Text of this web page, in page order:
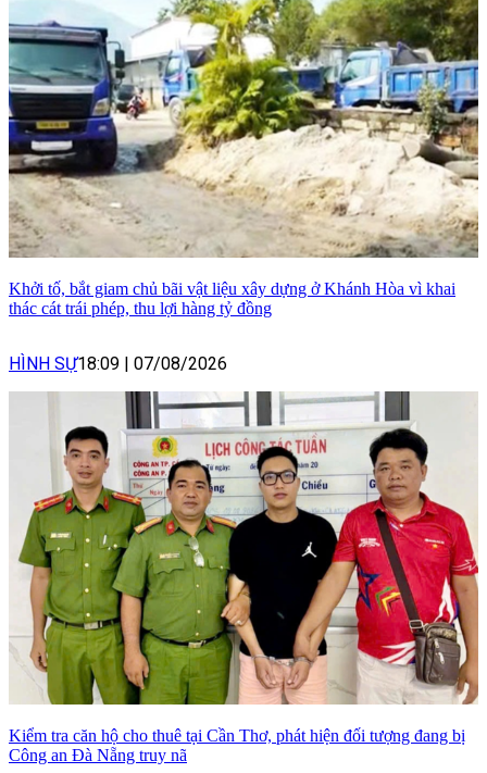
Khởi tố, bắt giam chủ bãi vật liệu xây dựng ở Khánh Hòa vì khai
thác cát trái phép, thu lợi hàng tỷ đồng
HÌNH SỰ18:09 | 07/08/2026
Kiểm tra căn hộ cho thuê tại Cần Thơ, phát hiện đối tượng đang bị
Công an Đà Nẵng truy nã